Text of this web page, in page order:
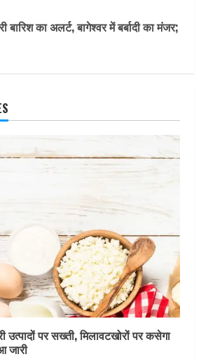
का अलर्ट, बागेश्‍वर में बर्बादी का मंजर;
पर सख्ती, मिलावटखोरों पर कसेगा
जारी